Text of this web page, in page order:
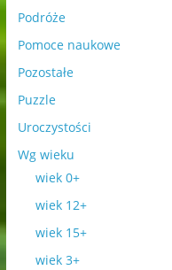
Podróże
Pomoce naukowe
Pozostałe
Puzzle
Uroczystości
Wg wieku
wiek 0+
wiek 12+
wiek 15+
wiek 3+